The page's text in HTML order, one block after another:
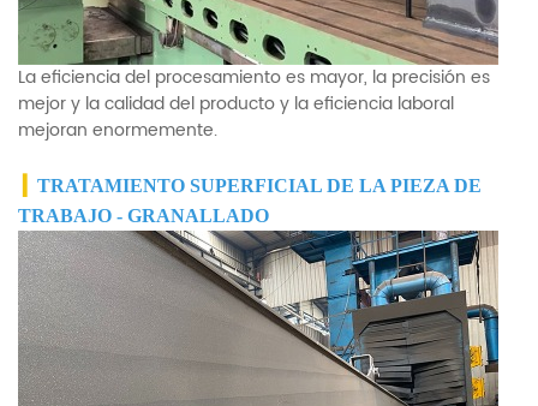
La eficiencia del procesamiento es mayor, la precisión es
mejor y la calidad del producto y la eficiencia laboral
mejoran enormemente.
TRATAMIENTO SUPERFICIAL DE LA PIEZA DE
TRABAJO - GRANALLADO